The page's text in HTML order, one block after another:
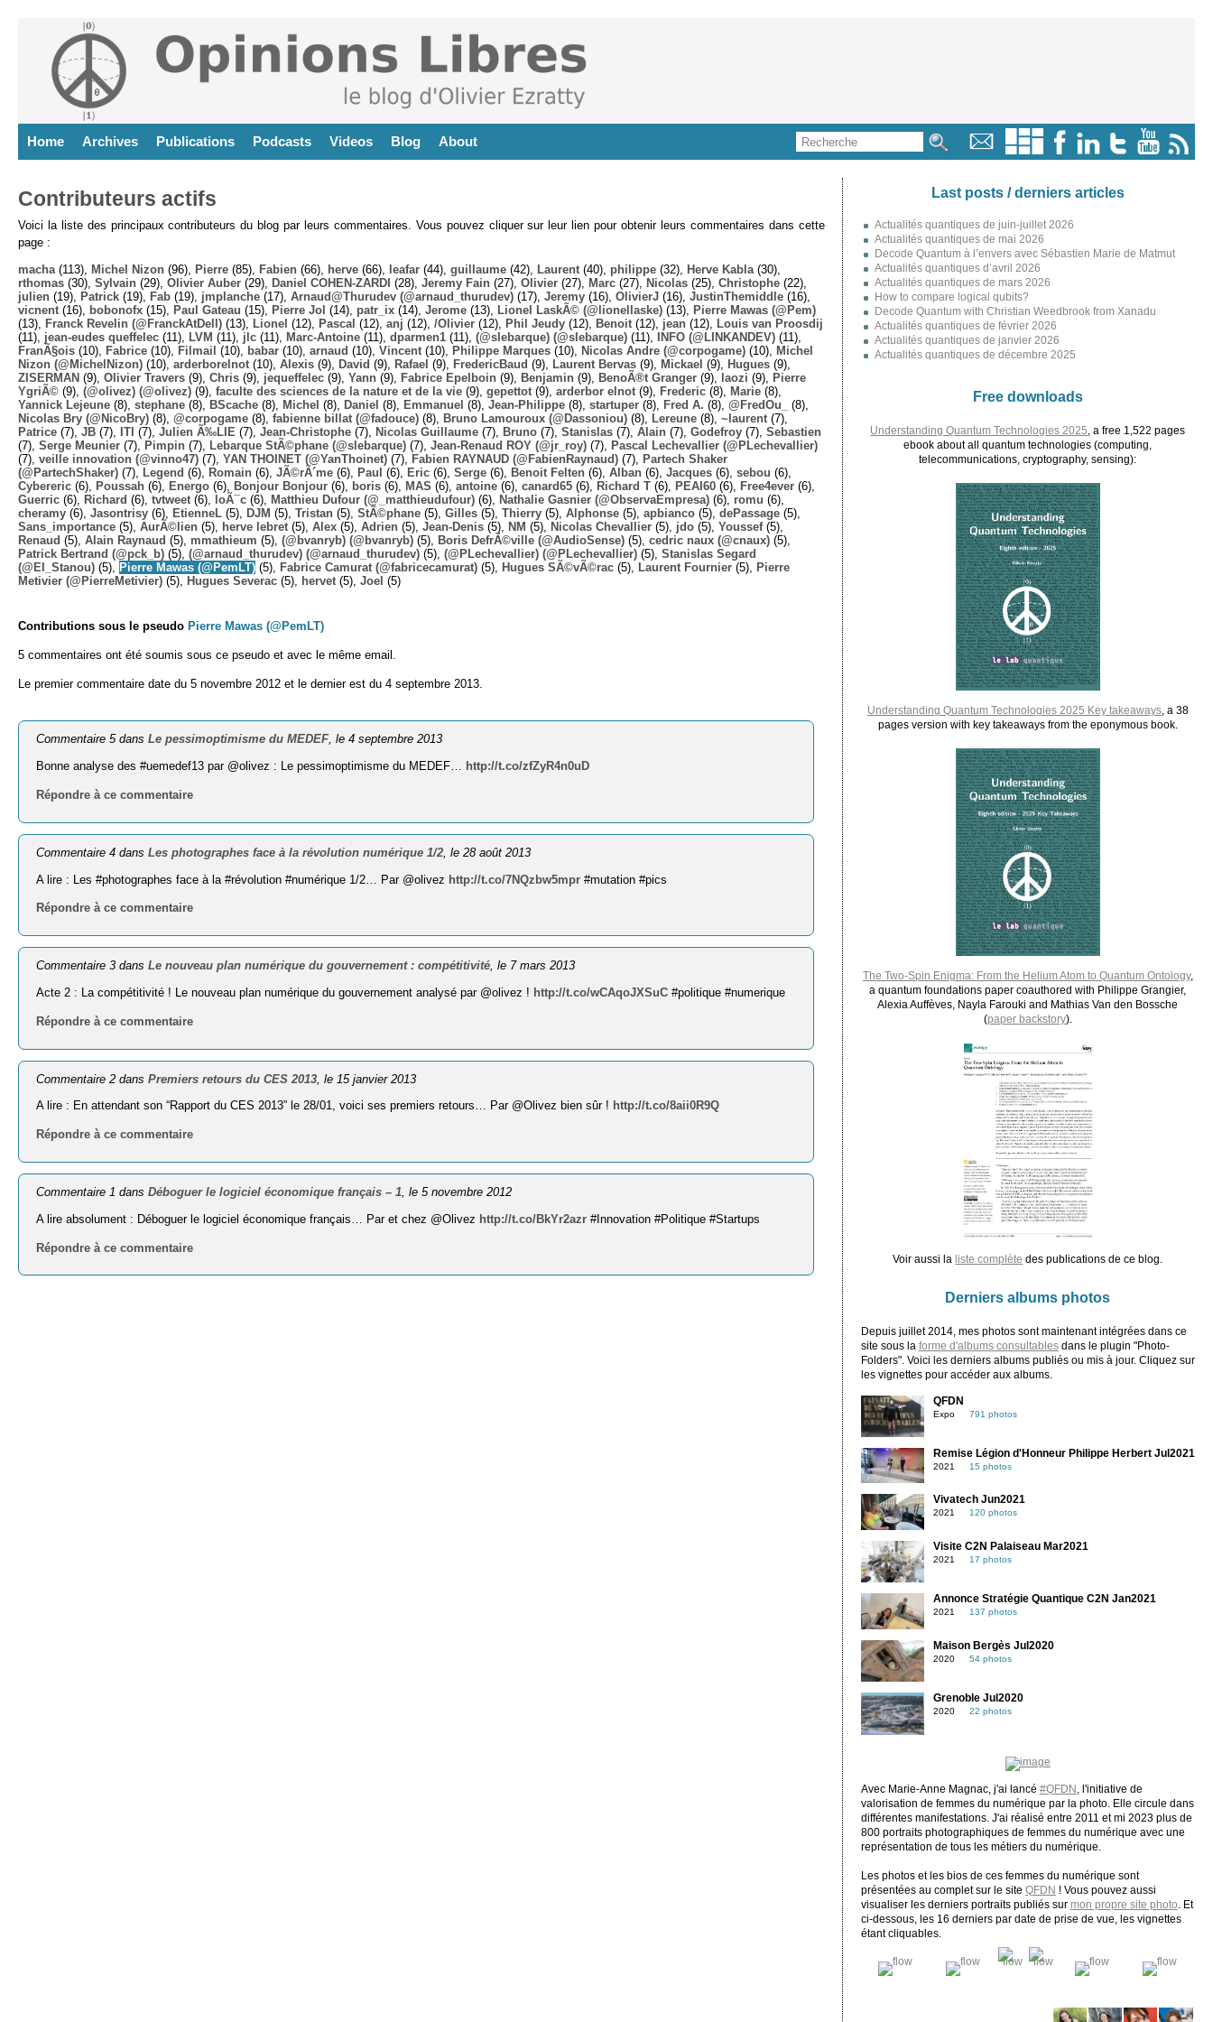
Home Archives Publications Podcasts Videos Blog About
Contributeurs actifs
Voici la liste des principaux contributeurs du blog par leurs commentaires. Vous pouvez cliquer sur leur lien pour obtenir leurs commentaires dans cette
page :
macha (113), Michel Nizon (96), Pierre (85), Fabien (66), herve (66), leafar (44), guillaume (42), Laurent (40), philippe (32), Herve Kabla (30),
rthomas (30), Sylvain (29), Olivier Auber (29), Daniel COHEN-ZARDI (28), Jeremy Fain (27), Olivier (27), Marc (27), Nicolas (25), Christophe (22),
julien (19), Patrick (19), Fab (19), jmplanche (17), Arnaud@Thurudev (@arnaud_thurudev) (17), Jeremy (16), OlivierJ (16), JustinThemiddle (16),
vicnent (16), bobonofx (15), Paul Gateau (15), Pierre Jol (14), patr_ix (14), Jerome (13), Lionel LaskÃ© (@lionellaske) (13),
Pierre Mawas (@Pem)
(13),
Franck Revelin (@FranckAtDell) (13), Lionel (12), Pascal (12), anj (12), /Olivier (12), Phil Jeudy (12), Benoit (12), jean (12),
Louis van Proosdij
(11), jean-eudes queffelec (11), LVM (11), jlc (11), Marc-Antoine (11), dparmen1 (11), (@slebarque) (@slebarque) (11), INFO (@LINKANDEV) (11),
FranÃ§ois (10), Fabrice (10), Filmail (10), babar (10), arnaud (10), Vincent (10), Philippe Marques (10), Nicolas Andre (@corpogame) (10),
Michel
Nizon (@MichelNizon) (10), arderborelnot (10), Alexis (9), David (9), Rafael (9), FredericBaud (9), Laurent Bervas (9), Mickael (9), Hugues (9),
ZISERMAN (9), Olivier Travers (9), Chris (9), jequeffelec (9), Yann (9), Fabrice Epelboin (9), Benjamin (9), BenoÃ®t Granger (9), laozi (9),
Pierre
YgriÃ© (9), (@olivez) (@olivez) (9), faculte des sciences de la nature et de la vie (9), gepettot (9), arderbor elnot (9), Frederic (8), Marie (8),
Yannick Lejeune (8), stephane (8), BScache (8), Michel (8), Daniel (8), Emmanuel (8), Jean-Philippe (8), startuper (8), Fred A. (8), @FredOu_
(8),
Nicolas Bry (@NicoBry) (8), @corpogame (8), fabienne billat (@fadouce) (8), Bruno Lamouroux (@Dassoniou) (8), Lereune (8), ~laurent (7),
Patrice (7), JB (7), ITI (7), Julien Ã‰LIE (7), Jean-Christophe (7), Nicolas Guillaume (7), Bruno (7), Stanislas (7), Alain (7), Godefroy (7), Sebastien
(7), Serge Meunier (7), Pimpin (7), Lebarque StÃ©phane (@slebarque) (7), Jean-Renaud ROY (@jr_roy) (7),
Pascal Lechevallier (@PLechevallier)
(7), veille innovation (@vinno47) (7), YAN THOINET (@YanThoinet) (7), Fabien RAYNAUD (@FabienRaynaud) (7),
Partech Shaker
(@PartechShaker) (7), Legend (6), Romain (6), JÃ©rÃ´me (6), Paul (6), Eric (6), Serge (6), Benoit Felten (6), Alban (6), Jacques (6), sebou (6),
Cybereric (6), Poussah (6), Energo (6), Bonjour Bonjour (6), boris (6), MAS (6), antoine (6), canard65 (6), Richard T (6), PEAI60 (6), Free4ever (6),
Guerric (6), Richard (6), tvtweet (6), loÃ¯c (6), Matthieu Dufour (@_matthieudufour) (6), Nathalie Gasnier (@ObservaEmpresa) (6), romu (6),
cheramy (6), Jasontrisy (6), EtienneL (5), DJM (5), Tristan (5), StÃ©phane (5), Gilles (5), Thierry (5), Alphonse (5), apbianco (5), dePassage (5),
Sans_importance (5), AurÃ©lien (5), herve lebret (5), Alex (5), Adrien (5), Jean-Denis (5), NM (5), Nicolas Chevallier (5), jdo (5), Youssef(5),
Renaud (5), Alain Raynaud (5), mmathieum (5), (@bvanryb) (@bvanryb) (5), Boris DefrÃ©ville (@AudioSense) (5), cedric naux (@cnaux) (5),
Patrick Bertrand (@pck_b) (5), (@arnaud_thurudev) (@arnaud_thurudev) (5), (@PLechevallier) (@PLechevallier) (5), Stanislas Segard
(@El_Stanou) (5), Pierre Mawas (@PemLT) (5), Fabrice Camurat (@fabricecamurat) (5), Hugues SÃ©vÃ©rac (5), Laurent Fournier (5),
Pierre
Metivier (@PierreMetivier) (5), Hugues Severac (5), hervet (5), Joel (5)
Contributions sous le pseudo Pierre Mawas (@PemLT)
5 commentaires ont été soumis sous ce pseudo et avec le même email.
Le premier commentaire date du 5 novembre 2012 et le dernier est du 4 septembre 2013.
Commentaire 5 dansLe pessimoptimisme du MEDEF, le 4 septembre 2013
Bonne analyse des #uemedef13 par @olivez : Le pessimoptimisme du MEDEF… http://t.co/zfZyR4n0uD
Répondre à ce commentaire
Commentaire 4 dansLes photographes face à la révolution numérique 1/2 , le 28 août 2013
A lire : Les #photographes face à la #révolution #numérique 1/2… Par @olivez http://t.co/7NQzbw5mpr #mutation #pics
Répondre à ce commentaire
Commentaire 3 dansLe nouveau plan numérique du gouvernement : compétitivité, le 7 mars 2013
Acte 2 : La compétitivité ! Le nouveau plan numérique du gouvernement analysé par @olivez ! http://t.co/wCAqoJXSuC #politique #numerique
Répondre à ce commentaire
Commentaire 2 dansPremiers retours du CES 2013 , le 15 janvier 2013
A lire : En attendant son “Rap­port du CES 2013” le 28/01, voici ses premiers retours… Par @Olivez bien sûr ! http://t.co/8aii0R9Q
Répondre à ce commentaire
Commentaire 1 dansDéboguer le logiciel économique français – 1 , le 5 novembre 2012
A lire absolument : Déboguer le logiciel économique français… Par et chez @Olivez http://t.co/BkYr2azr #Innovation #Politique #Startups
Répondre à ce commentaire
Last posts / derniers articles
Actualités quantiques de juin-juillet 2026
Actualités quantiques de mai 2026
Decode Quantum à l’envers avec Sébastien Marie de Matmut
Actualités quantiques d’avril 2026
Actualités quantiques de mars 2026
How to compare logical qubits?
Decode Quantum with Christian Weedbrook from Xanadu
Actualités quantiques de février 2026
Actualités quantiques de janvier 2026
Actualités quantiques de décembre 2025
Free downloads
Understanding Quantum Technologies 2025 , a free 1,522 pages
ebook about all quantum technologies (computing,
telecommunications, cryptography, sensing):
Understanding Quantum Technologies 2025 Key takeaways, a 38
pages version with key takeaways from the eponymous book.
The Two-Spin Enigma: From the Helium Atom to Quantum Ontology,
a quantum foundations paper coauthored with Philippe Grangier,
Alexia Auffèves, Nayla Farouki and Mathias Van den Bossche
(paper backstory).
Voir aussi la liste complète des publications de ce blog.
Derniers albums photos
Depuis juillet 2014, mes photos sont maintenant intégrées dans ce
site sous la forme d'albums consultablesdans le plugin "Photo-
Folders". Voici les derniers albums publiés ou mis à jour. Cliquez sur
les vignettes pour accéder aux albums.
QFDN
Expo 791 photos
Remise Légion d'Honneur Philippe Herbert Jul2021
2021 15 photos
Vivatech Jun2021
2021 120 photos
Visite C2N Palaiseau Mar2021
2021 17 photos
Annonce Stratégie Quantique C2N Jan2021
2021 137 photos
Maison Bergès Jul2020
2020 54 photos
Grenoble Jul2020
2020 22 photos
Avec Marie-Anne Magnac, j'ai lancé #QFDN
, l'initiative de
valorisation de femmes du numérique par la photo. Elle circule dans
différentes manifestations. J'ai réalisé entre 2011 et mi 2023 plus de
800 portraits photographiques de femmes du numérique avec une
représentation de tous les métiers du numérique.
Les photos et les bios de ces femmes du numérique sont
présentées au complet sur le site QFDN ! Vous pouvez aussi
visualiser les derniers portraits publiés sur mon propre site photo . Et
ci-dessous, les 16 derniers par date de prise de vue, les vignettes
étant cliquables.